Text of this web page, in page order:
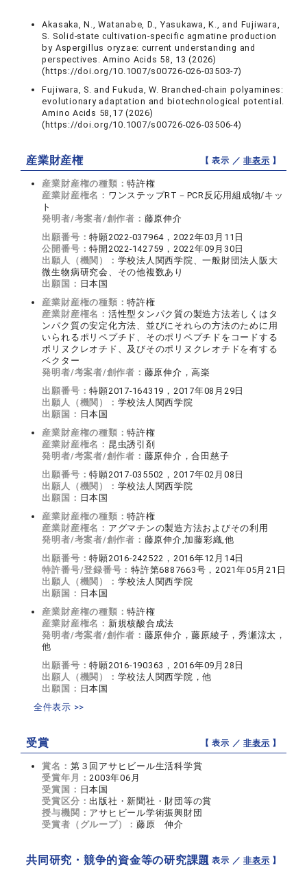
Akasaka, N., Watanabe, D., Yasukawa, K., and Fujiwara,
S. Solid-state cultivation-specific agmatine production
by Aspergillus oryzae: current understanding and
perspectives. Amino Acids 58, 13 (2026)
(https://doi.org/10.1007/s00726-026-03503-7)
Fujiwara, S. and Fukuda, W. Branched-chain polyamines:
evolutionary adaptation and biotechnological potential.
Amino Acids 58,17 (2026)
(https://doi.org/10.1007/s00726-026-03506-4)
産業財産権 【 表示 ／非表示 】
産業財産権の種類：特許権
産業財産権名： ワンステップRT－PCR反応用組成物/キッ
ト
発明者/考案者/創作者： 藤原伸介
出願番号：特願2022-037964，2022年03月11日
公開番号：特開2022-142759，2022年09月30日
出願人（機関）： 学校法人関西学院、一般財団法人阪大
微生物病研究会、その他複数あり
出願国： 日本国
産業財産権の種類：特許権
産業財産権名： 活性型タンパク質の製造方法若しくはタ
ンパク質の安定化方法、並びにそれらの方法のために用
いられるポリペプチド、そのポリペプチドをコードする
ポリヌクレオチド、及びそのポリヌクレオチドを有する
ベクター
発明者/考案者/創作者： 藤原伸介，高楽
出願番号：特願2017-164319，2017年08月29日
出願人（機関）： 学校法人関西学院
出願国： 日本国
産業財産権の種類：特許権
産業財産権名： 昆虫誘引剤
発明者/考案者/創作者： 藤原伸介，合田慈子
出願番号：特願2017-035502，2017年02月08日
出願人（機関）： 学校法人関西学院
出願国： 日本国
産業財産権の種類：特許権
産業財産権名： アグマチンの製造方法およびその利用
発明者/考案者/創作者： 藤原伸介,加藤彩織,他
出願番号：特願2016-242522，2016年12月14日
特許番号/登録番号：特許第6887663号，2021年05月21日
出願人（機関）： 学校法人関西学院
出願国： 日本国
産業財産権の種類：特許権
産業財産権名： 新規核酸合成法
発明者/考案者/創作者： 藤原伸介，藤原綾子，秀瀬涼太，
他
出願番号：特願2016-190363，2016年09月28日
出願人（機関）： 学校法人関西学院，他
出願国： 日本国
全件表示 >>
受賞 【 表示 ／非表示 】
賞名： 第３回アサヒビール生活科学賞
受賞年月：2003年06月
受賞国： 日本国
受賞区分：出版社・新聞社・財団等の賞
授与機関： アサヒビール学術振興財団
受賞者（グループ）：藤原 伸介
共同研究・競争的資金等の研究課題【 表示 ／非表示 】